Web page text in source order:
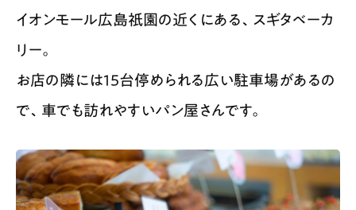
イオンモール広島祇園の近くにある、スギタベーカ
リー。
お店の隣には15台停められる広い駐車場があるの
で、車でも訪れやすいパン屋さんです。